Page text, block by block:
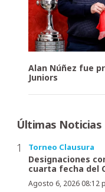
Alan Núñez fue
Juniors
Últimas Noticias
Torneo Clausura
Designaciones
cuarta fecha del
Agosto 6, 2026 08:12